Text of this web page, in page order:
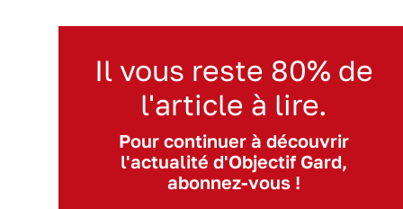
Il vous reste 80% de
l'article à lire.
Pour continuer à découvrir
l'actualité d'Objectif Gard,
abonnez-vous !